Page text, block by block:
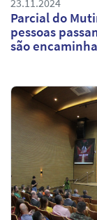
23.11.2024
Parcial do Mutirão da
pessoas
são